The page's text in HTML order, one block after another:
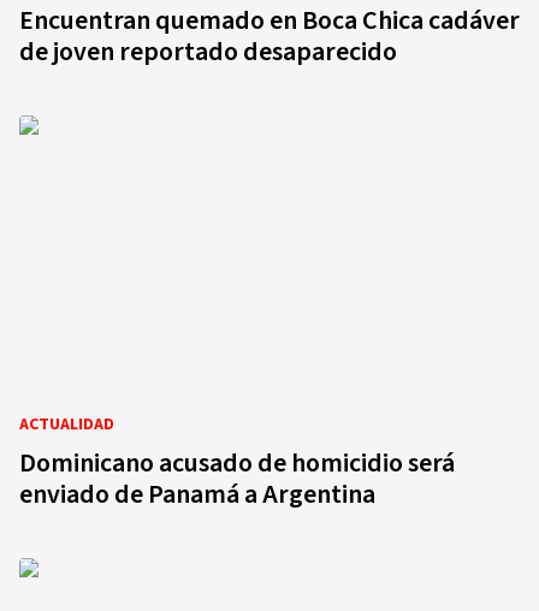
Encuentran quemado en Boca Chica cadáver
de joven reportado desaparecido
ACTUALIDAD
Dominicano acusado de homicidio será
enviado de Panamá a Argentina